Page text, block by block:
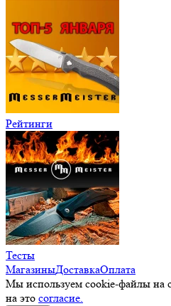
Рейтинги
Тесты
МагазиныДоставкаОплата
Мы используем cookie-файлы на
на это согласие.